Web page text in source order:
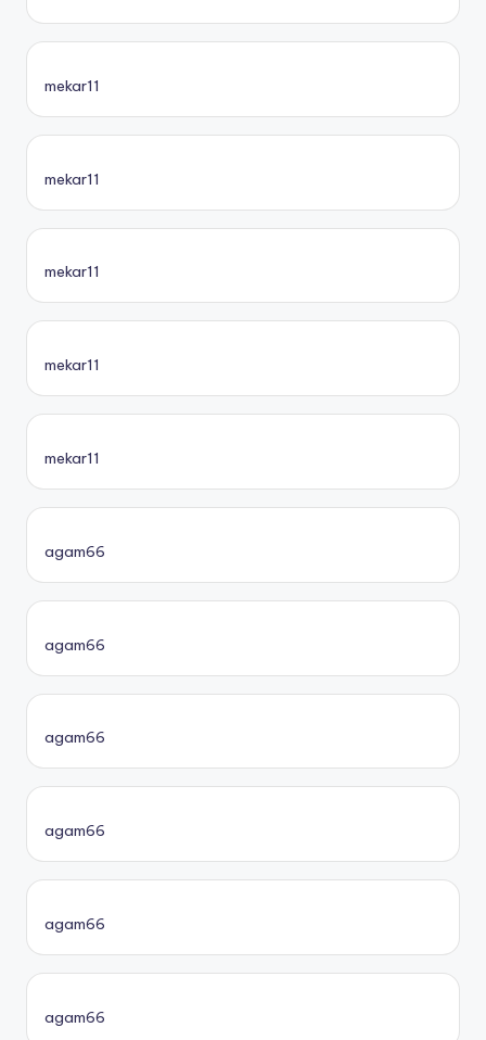
mekar11
mekar11
mekar11
mekar11
mekar11
agam66
agam66
agam66
agam66
agam66
agam66